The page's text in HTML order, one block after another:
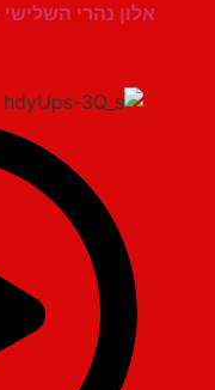
אלון נהרי השלישי –